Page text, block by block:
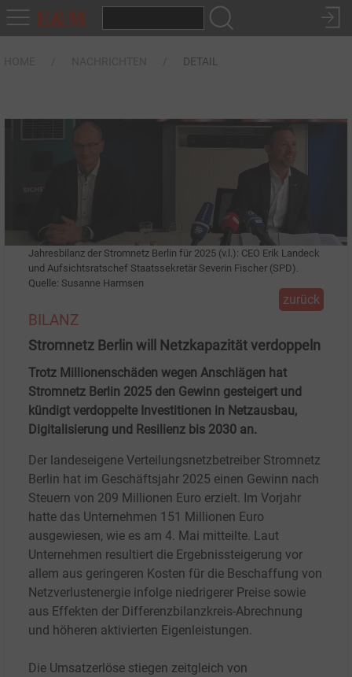
DETAIL
Jahresbilanz der Stromnetz Berlin für 2025 (v.l.): CEO Erik Landeck
und Aufsichtsratschef Staatssekretär Severin Fischer (SPD).
Quelle: Susanne Harmsen
zurück
BILANZ
Stromnetz Berlin will Netzkapazität verdoppeln
Trotz Millionenschäden wegen Anschlägen hat
Stromnetz Berlin 2025 den Gewinn gesteigert und
kündigt verdoppelte Investitionen in Netzausbau,
Digitalisierung und Resilienz bis 2030 an.
Der landeseigene Verteilungsnetzbetreiber Stromnetz
Berlin hat im Geschäftsjahr 2025 einen Gewinn nach
Steuern von 209 Millionen Euro erzielt. Im Vorjahr
hatte das Unternehmen 151
Millionen Euro
ausgewiesen, wie es am 4. Mai mitteilte. Laut
Unternehmen resultiert die Ergebnissteigerung vor
allem aus geringeren Kosten für die Beschaffung von
Netzverlustenergie infolge niedrigerer Preise sowie
aus Effekten der Differenzbilanzkreis-Abrechnung
und höheren aktivierten Eigenleistungen.
Die Umsatzerlöse stiegen zeitgleich von